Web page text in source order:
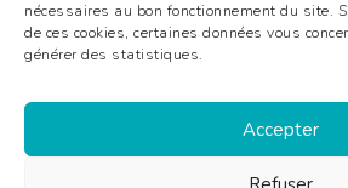
nécessaires au bon fonctionnement du site.
de ces cookies, certaines données vous
générer des statistiques.
Accepter
Plan du site
Mentions légales
©2026 Les Papillons Blancs de Bergerac - Tous